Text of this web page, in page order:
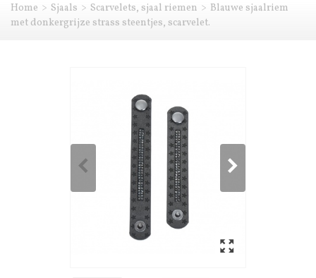
Home > Sjaals > Scarvelets, sjaal riemen > Blauwe sjaalriem
met donkergrijze strass steentjes, scarvelet.